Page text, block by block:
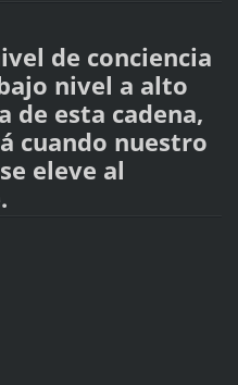
de conciencia
nivel a alto
de esta cadena,
cuando nuestro
eleve al